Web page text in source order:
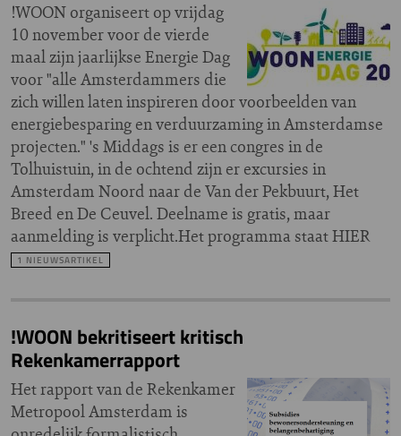
!WOON organiseert op vrijdag
10 november voor de vierde
maal zijn jaarlijkse Energie Dag
voor "alle Amsterdammers die
zich willen laten inspireren door voorbeelden van
energiebesparing en verduurzaming in Amsterdamse
projecten." 's Middags is er een congres in de
Tolhuistuin, in de ochtend zijn er excursies in
Amsterdam Noord naar de Van der Pekbuurt, Het
Breed en De Ceuvel. Deelname is gratis, maar
aanmelding is verplicht.Het programma staat HIER
1 NIEUWSARTIKEL
!WOON bekritiseert kritisch
Rekenkamerrapport
Het rapport van de Rekenkamer
Metropool Amsterdam is